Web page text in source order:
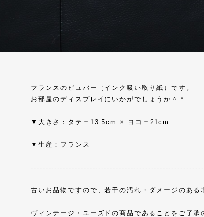
フランスのビュバー（インク吸い取り紙）です。
お部屋のディスプレイにいかがでしょうか＾＾
▼大きさ：タテ＝13.5cm × ヨコ＝21cm
▼生産：フランス
古いお品物ですので、若干の汚れ・ダメージのある
ヴィンテージ・ユーズドの商品であることをご了承